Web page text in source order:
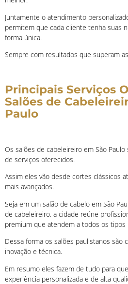
Juntamente o atendimento
permitem que cada cliente tenha suas
forma única.
Sempre com resultados que superam
Principais Serviços
Salões de
Paulo
Os salões de cabeleireiro em São
de serviços oferecidos.
Assim eles vão desde cortes clássicos
mais avançados.
Seja em um salão de cabelo em São
de cabeleireiro, a cidade reúne
premium que atendem a todos os
Dessa forma os salões paulistanos são
inovação e técnica.
Em resumo eles fazem de tudo para
experiência personalizada e de alta